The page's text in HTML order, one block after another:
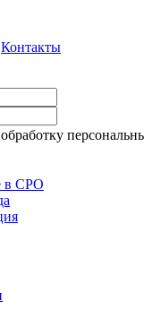
Контакты
в СРО